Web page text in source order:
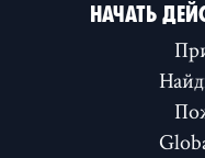
НАЧАТЬ